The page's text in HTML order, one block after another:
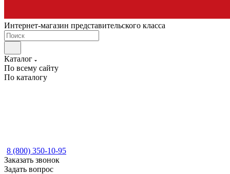
Интернет-магазин представительского класса
Каталог
По всему сайту
По каталогу
8 (800) 350-10-95
Заказать звонок
Задать вопрос